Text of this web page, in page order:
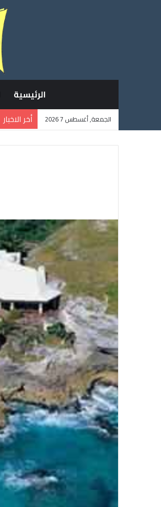
الرئيسية
الجمعة, أغسطس 7 2026 أخر الاخبار